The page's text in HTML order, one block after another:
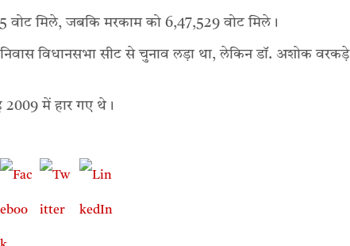
वोट मिले, जबकि मरकाम को 6,47,529 वोट मिले।
विधानसभा सीट से चुनाव लड़ा था, लेकिन डॉ. अशोक वरकड़े
2009 में हार गए थे।